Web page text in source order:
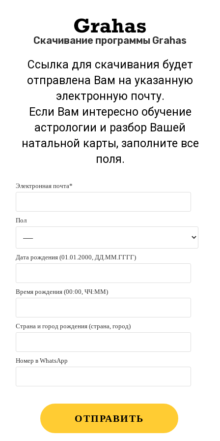
Скачивание программы Grahas
Ссылка для скачивания будет
отправлена Вам на указанную
электронную почту.
Если Вам интересно обучение
астрологии и разбор Вашей
натальной карты, заполните все
поля.
Электронная почта*
Пол
Дата рождения (01.01.2000, ДД.ММ.ГГГГ)
Время рождения (00:00, ЧЧ:ММ)
Страна и город рождения (страна, город)
Номер в WhatsApp